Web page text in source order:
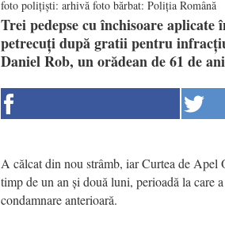
foto polițiști: arhivă foto bărbat: Poliția Română
Trei pedepse cu închisoare aplicate
petrecuți după gratii pentru
Daniel Rob, un orădean de 61 de
A călcat din nou strâmb, iar Curtea de Apel
timp de un an și două luni, perioadă la care
condamnare anterioară.